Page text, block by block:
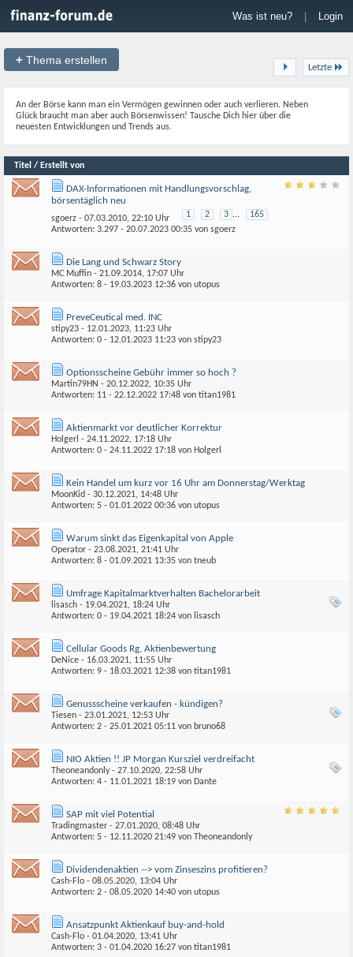
Was ist neu? Login
+ Thema erstellen
Letzte
An der Börse kann man ein Vermögen gewinnen oder auch verlieren. Neben
Glück braucht man aber auch Börsenwissen! Tausche Dich hier über die
neuesten Entwicklungen und Trends aus.
Titel / Erstellt von
DAX-Informationen mit Handlungsvorschlag,
börsentäglich neu
sgoerz - 07.03.2010, 22:10 Uhr 1 2 3 ...
165
Antworten: 3.297 - 20.07.2023 00:35 von sgoerz
Die Lang und Schwarz Story
MC Muffin - 21.09.2014, 17:07 Uhr
Antworten: 8 - 19.03.2023 12:36 von utopus
PreveCeutical med. INC
stipy23 - 12.01.2023, 11:23 Uhr
Antworten: 0 - 12.01.2023 11:23 von stipy23
Optionsscheine Gebühr immer so hoch ?
Martin79HN - 20.12.2022, 10:35 Uhr
Antworten: 11 - 22.12.2022 17:48 von titan1981
Aktienmarkt vor deutlicher Korrektur
Holgerl - 24.11.2022, 17:18 Uhr
Antworten: 0 - 24.11.2022 17:18 von Holgerl
Kein Handel um kurz vor 16 Uhr am Donnerstag/Werktag
MoonKid - 30.12.2021, 14:48 Uhr
Antworten: 5 - 01.01.2022 00:36 von utopus
Warum sinkt das Eigenkapital von Apple
Operator - 23.08.2021, 21:41 Uhr
Antworten: 8 - 01.09.2021 13:35 von tneub
Umfrage Kapitalmarktverhalten Bachelorarbeit
lisasch - 19.04.2021, 18:24 Uhr
Antworten: 0 - 19.04.2021 18:24 von lisasch
Cellular Goods Rg, Aktienbewertung
DeNice - 16.03.2021, 11:55 Uhr
Antworten: 9 - 18.03.2021 12:38 von titan1981
Genussscheine verkaufen - kündigen?
Tiesen - 23.01.2021, 12:53 Uhr
Antworten: 2 - 25.01.2021 05:11 von bruno68
NIO Aktien !! JP Morgan Kursziel verdreifacht
Theoneandonly- 27.10.2020, 22:58 Uhr
Antworten: 4 - 11.01.2021 18:19 von Dante
SAP mit viel Potential
Tradingmaster - 27.01.2020, 08:48 Uhr
Antworten: 5 - 12.11.2020 21:49 von Theoneandonly
Dividendenaktien --> vom Zinseszins profitieren?
Cash-Flo - 08.05.2020, 13:04 Uhr
Antworten: 2 - 08.05.2020 14:40 von utopus
Ansatzpunkt Aktienkauf buy-and-hold
Cash-Flo - 01.04.2020, 13:41 Uhr
Antworten: 3 - 01.04.2020 16:27 von titan1981